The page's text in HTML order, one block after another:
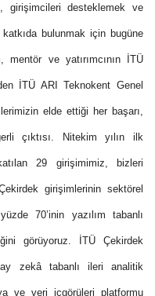
girişimcileri desteklemek ve
bulunmak için bugüne
ve yatırımcının İTÜ
İTÜ ARI Teknokent Genel
elde ettiği her başarı,
çıktısı. Nitekim yılın ilk
29 girişimimiz, bizleri
girişimlerinin sektörel
yüzde 70’inin yazılım tabanlı
görüyoruz. İTÜ Çekirdek
zekâ tabanlı ileri analitik
ve veri içgörüleri platformu